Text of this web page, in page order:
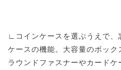
∟コインケースを選ぶうえで、
ケースの機能。大容量のボック
ラウンドファスナーやカード